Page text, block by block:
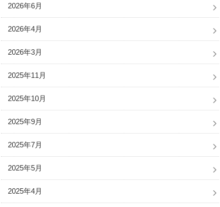
2026年6月
2026年4月
2026年3月
2025年11月
2025年10月
2025年9月
2025年7月
2025年5月
2025年4月